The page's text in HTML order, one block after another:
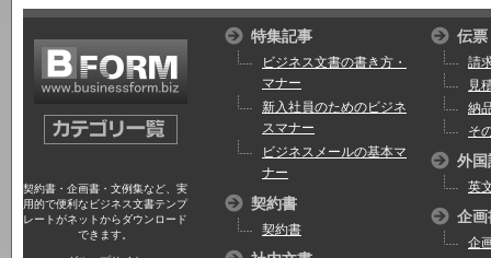
契約書・企画書・文例集など、実
用的で便利なビジネス文書テンプ
レートがネットからダウンロード
できます。
特集記事
ビジネス文書の書き方・
マナー
新入社員のためのビジネ
スマナー
ビジネスメールの基本マ
ナー
契約書
契約書
伝票
請
見
納
そ
外国
英
企画
企